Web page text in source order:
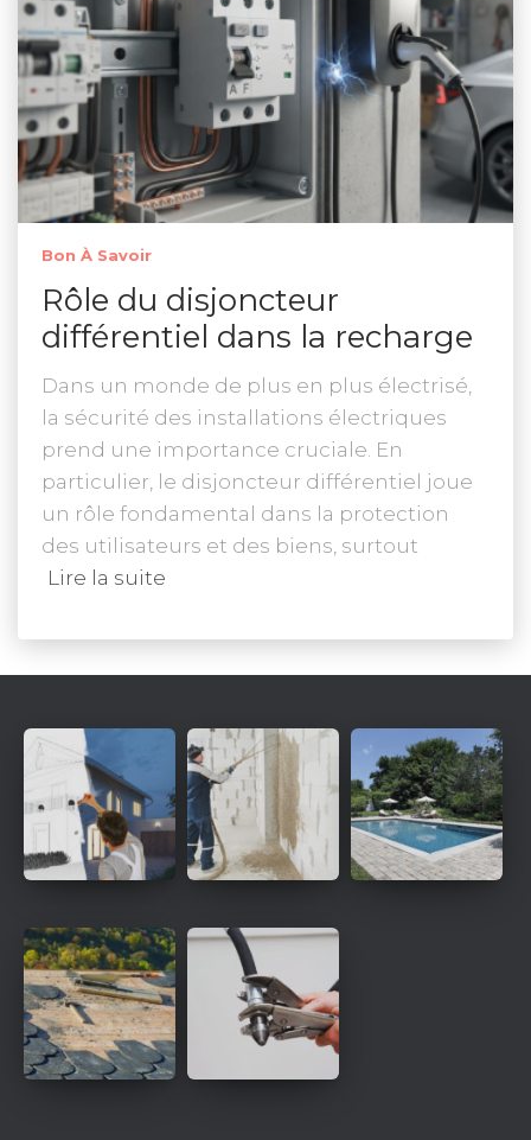
Bon À Savoir
Rôle du disjoncteur
différentiel dans la recharge
Dans un monde de plus en plus électrisé,
la sécurité des installations électriques
prend une importance cruciale. En
particulier, le disjoncteur différentiel joue
un rôle fondamental dans la protection
des utilisateurs et des biens, surtout
Lire la suite